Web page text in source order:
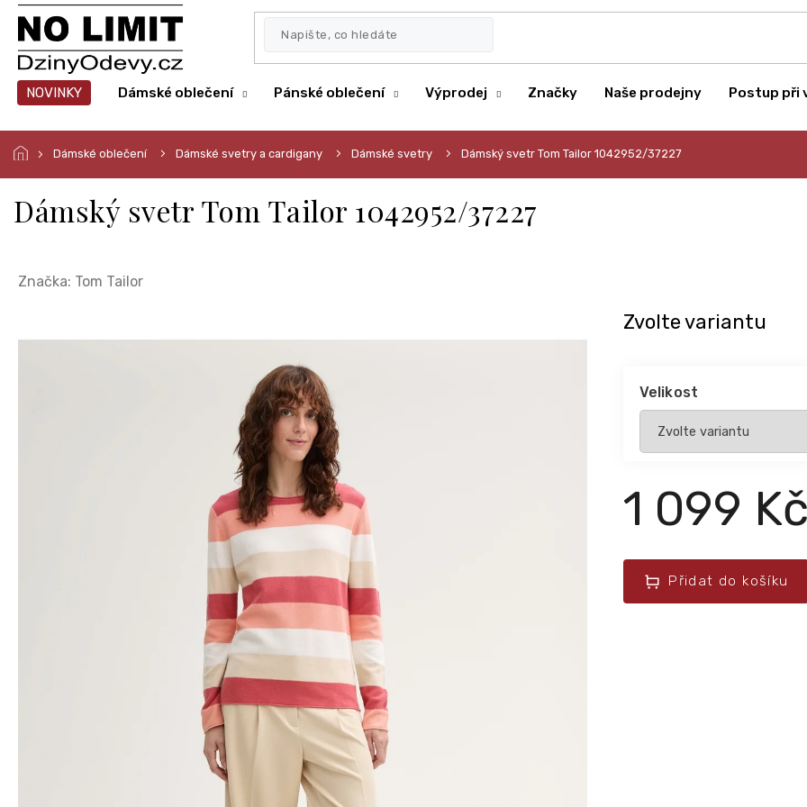
Přejít
obsah
NOVINKY Dámské oblečení Pánské oblečení Výprodej Značky Naše prodejny Postup při
Dámské oblečení Dámské svetry a cardigany Dámské svetry Dámský svetr Tom Tailor 1042952/37227
Dámský svetr Tom Tailor 1042952/37227
Značka: Tom Tailor
1 099
Zvolte variantu
Velikost
Přidat do košíku